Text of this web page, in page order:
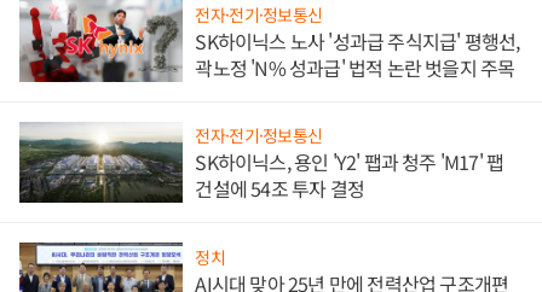
전자·전기·정보통신
SK하이닉스 노사 '성과급 주식지급' 평행선,
곽노정 'N% 성과급' 법적 논란 벗을지 주목
전자·전기·정보통신
SK하이닉스, 용인 'Y2' 팹과 청주 'M17' 팹
건설에 54조 투자 결정
정치
AI시대 맞아 25년 만에 전력산업 구조개편